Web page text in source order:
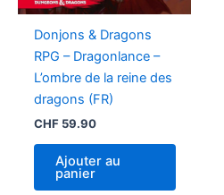
Donjons & Dragons
RPG – Dragonlance –
L’ombre de la reine des
dragons (FR)
CHF59.90
Ajouter au
panier